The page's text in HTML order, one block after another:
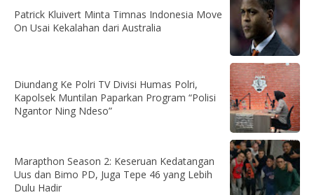
Patrick Kluivert Minta Timnas Indonesia Move
On Usai Kekalahan dari Australia
Diundang Ke Polri TV Divisi Humas Polri,
Kapolsek Muntilan Paparkan Program “Polisi
Ngantor Ning Ndeso”
Marapthon Season 2: Keseruan Kedatangan
Uus dan Bimo PD, Juga Tepe 46 yang Lebih
Dulu Hadir